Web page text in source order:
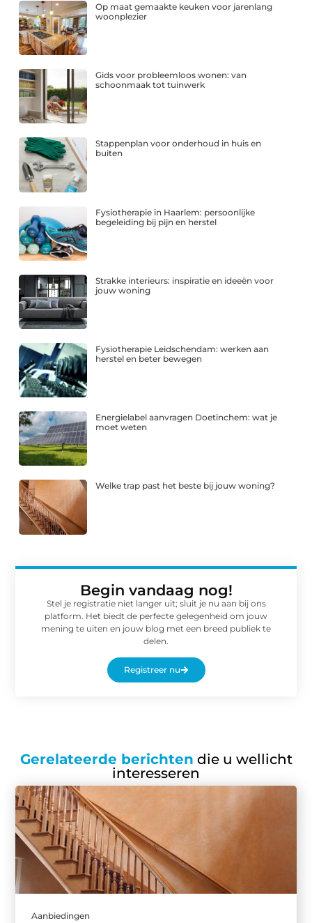
Op maat gemaakte keuken voor jarenlang
woonplezier
Gids voor probleemloos wonen: van
schoonmaak tot tuinwerk
Stappenplan voor onderhoud in huis en
buiten
Fysiotherapie in Haarlem: persoonlijke
begeleiding bij pijn en herstel
Strakke interieurs: inspiratie en ideeën voor
jouw woning
Fysiotherapie Leidschendam: werken aan
herstel en beter bewegen
Energielabel aanvragen Doetinchem: wat je
moet weten
Welke trap past het beste bij jouw woning?
Begin vandaag nog!
Stel je registratie niet langer uit; sluit je nu aan bij ons
platform. Het biedt de perfecte gelegenheid om jouw
mening te uiten en jouw blog met een breed publiek te
delen.
Registreer nu
Gerelateerde berichten die u wellicht
interesseren
Aanbiedingen